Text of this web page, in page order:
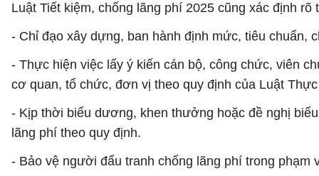
Luật Tiết kiệm, chống lãng phí 2025 cũng xác định
- Chỉ đạo xây dựng, ban hành định mức, tiêu chuẩn,
- Thực hiện việc lấy ý kiến cán bộ, công chức, viên
cơ quan, tổ chức, đơn vị theo quy định của Luật
- Kịp thời biểu dương, khen thưởng hoặc đề nghị
lãng phí theo quy định.
- Bảo vệ người đấu tranh chống lãng phí trong phạm